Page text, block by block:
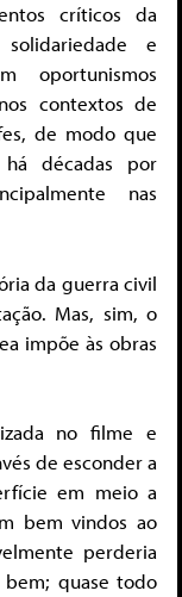
críticos da
e
oportunismos
contextos de
de modo que
décadas por
nas
da guerra civil
Mas, sim, o
impõe às obras
no filme e
de esconder a
em meio a
bem vindos ao
perderia
bem; quase todo